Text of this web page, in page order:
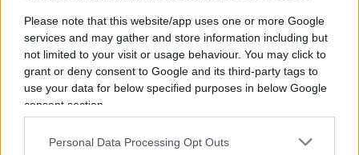
Please note that this website/app uses one or more Google
services and may gather and store information including but
not limited to your visit or usage behaviour. You may click to
grant or deny consent to Google and its third-party tags to
use your data for below specified purposes in below Google
consent section.
Personal Data Processing Opt Outs
Ma anche la scuola sia libera di cacciare Elena
Maraga
Sulla base di tali presupposti, tuttavia, il rischio
che a finire nel mirino delSacro Tribunale
dell’Eticae della Morale siano, tra l’altro, anche le